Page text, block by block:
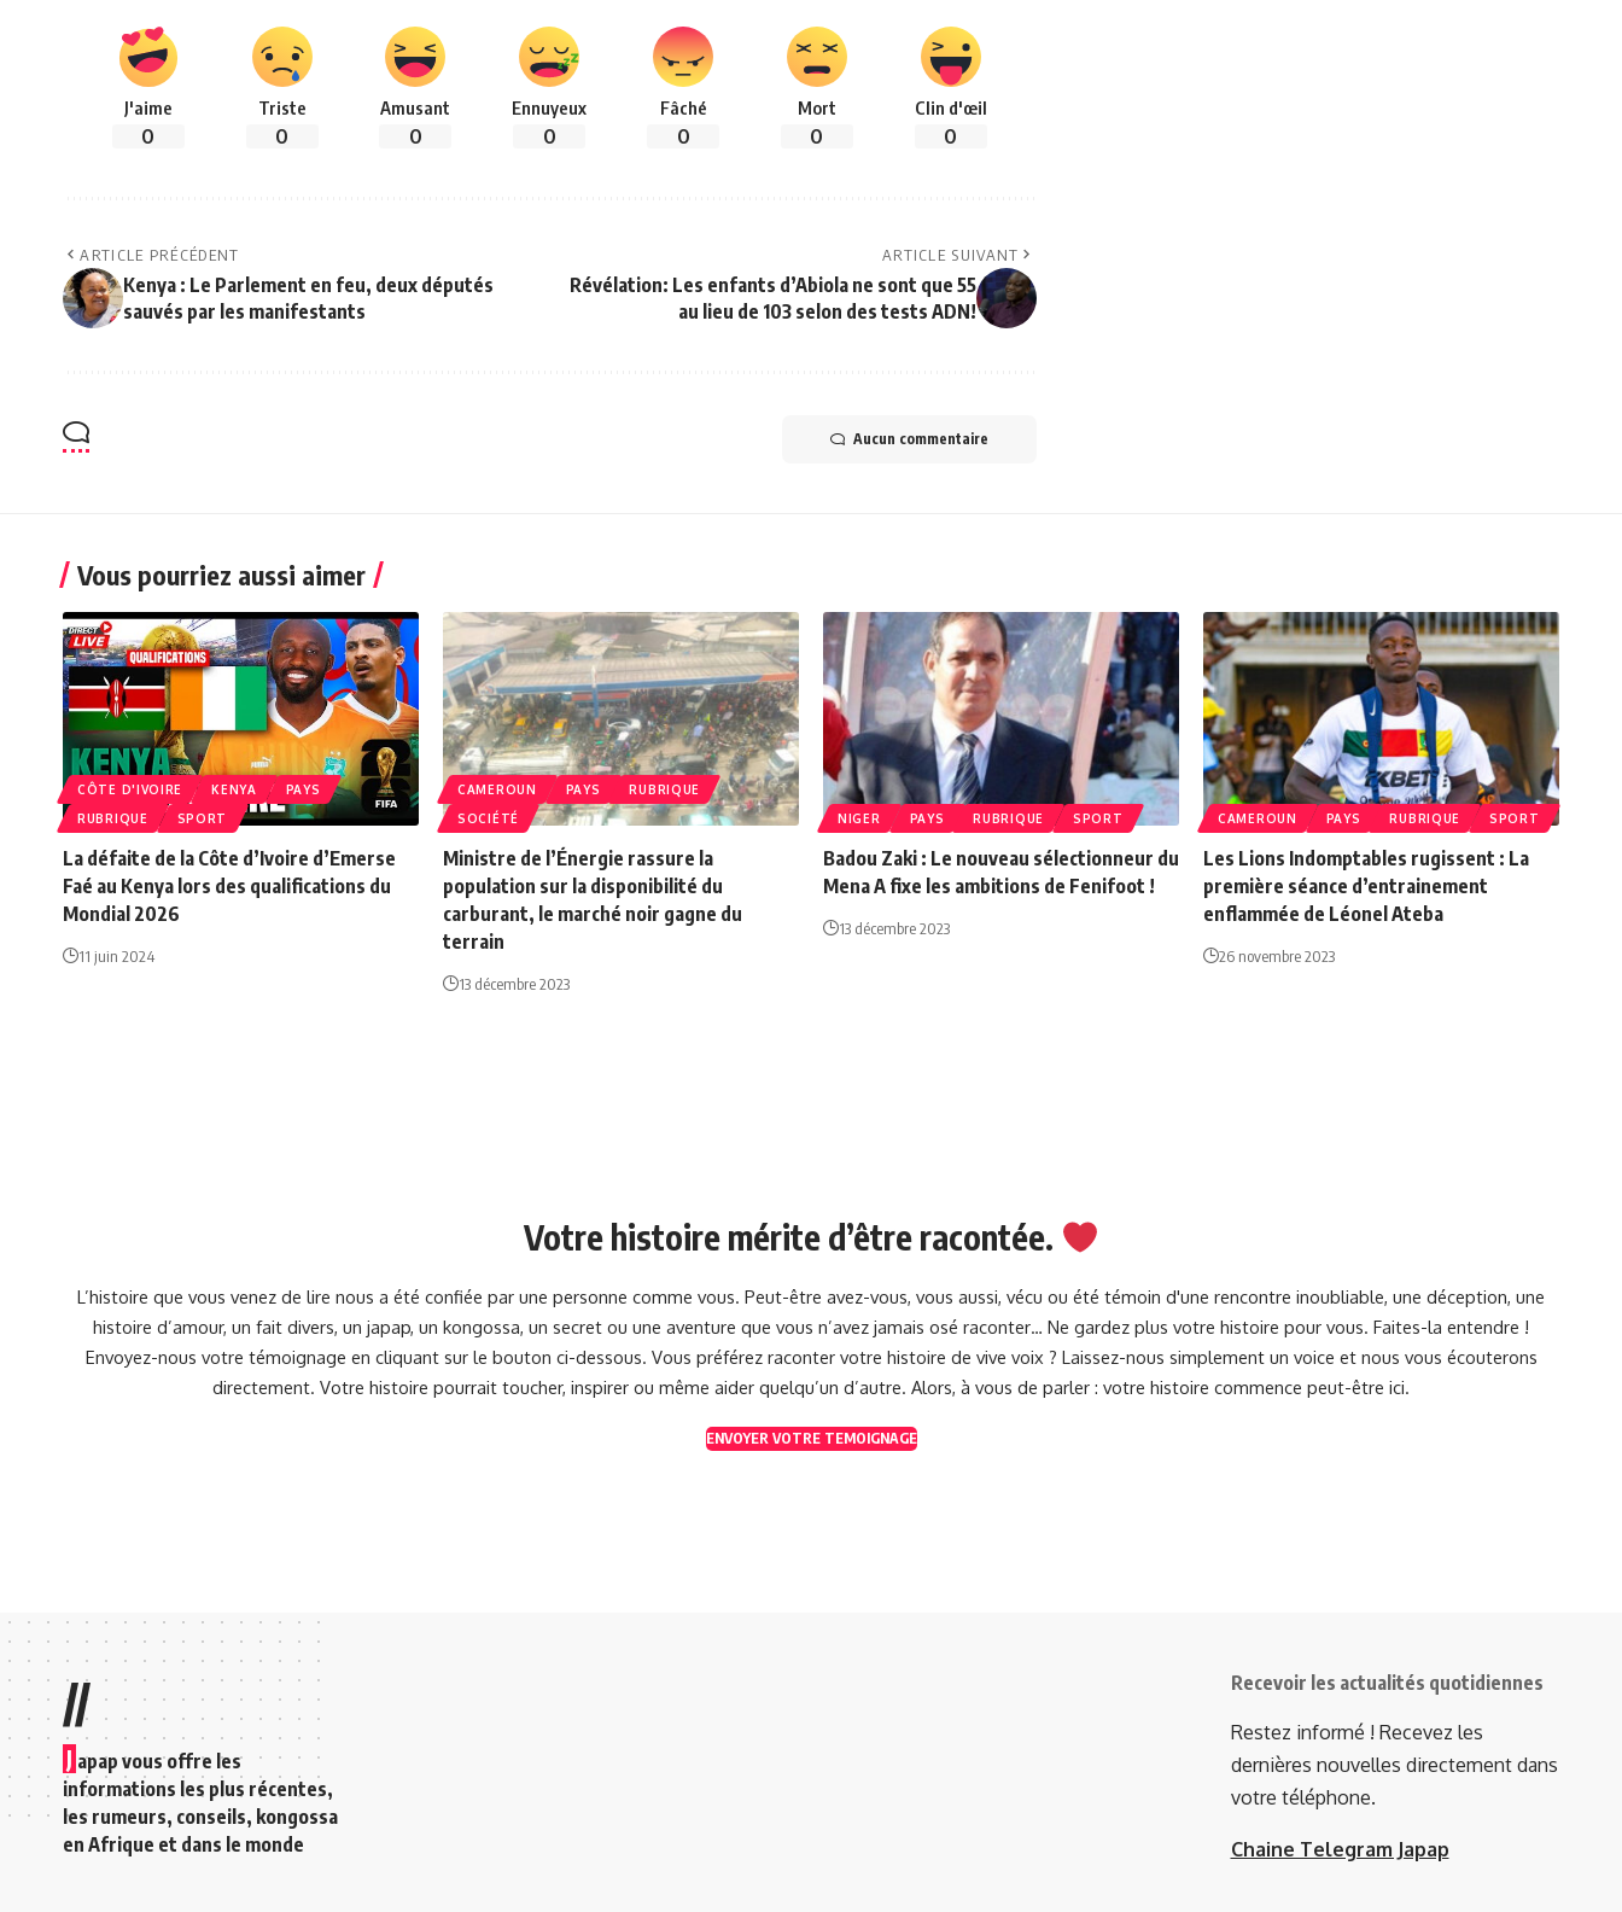
J'aime
0
Triste
0
Amusant
0
Ennuyeux
0
Fâché
0
Mort
0
Clin d'œil
0
ARTICLE PRÉCÉDENT
Kenya : Le Parlement en feu, deux députés
sauvés par les manifestants
ARTICLE SUIVANT
Révélation: Les enfants d’Abiola ne sont que 55
au lieu de 103 selon des tests ADN!
Aucun commentaire
Vous pourriez aussi aimer
CÔTE D'IVOIRE KENYA
PAYS
RUBRIQUE
SPORT
La défaite de la Côte d’Ivoire d’Emerse
Faé au Kenya lors des qualifications du
Mondial 2026
11 juin 2024
CAMEROUN PAYS
RUBRIQUE
SOCIÉTÉ
Ministre de l’Énergie rassure la
population sur la disponibilité du
carburant, le marché noir gagne du
terrain
13 décembre 2023
NIGER PAYS RUBRIQUE SPORT
Badou Zaki : Le nouveau sélectionneur du
Mena A fixe les ambitions de Fenifoot !
13 décembre 2023
CAMEROUN PAYS RUBRIQUE SPORT
Les Lions Indomptables rugissent : La
première séance d’entrainement
enflammée de Léonel Ateba
26 novembre 2023
Votre histoire mérite d’être racontée.
L’histoire que vous venez de lire nous a été confiée par une personne comme vous. Peut-être avez-vous, vous aussi, vécu ou été témoin d'une rencontre inoubliable, une déception, une
histoire d’amour, un fait divers, un japap, un kongossa, un secret ou une aventure que vous n’avez jamais osé raconter… Ne gardez plus votre histoire pour vous. Faites-la entendre !
Envoyez-nous votre témoignage en cliquant sur le bouton ci-dessous. Vous préférez raconter votre histoire de vive voix ? Laissez-nous simplement un voice et nous vous écouterons
directement. Votre histoire pourrait toucher, inspirer ou même aider quelqu’un d’autre. Alors, à vous de parler : votre histoire commence peut-être ici.
ENVOYER VOTRE TEMOIGNAGE
//
J apap vous offre les
informations les plus récentes,
les rumeurs, conseils, kongossa
en Afrique et dans le monde
Recevoir les actualités quotidiennes
Restez informé ! Recevez les
dernières nouvelles directement dans
votre téléphone.
Chaine Telegram Japap